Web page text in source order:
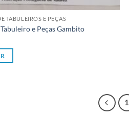
TABULEIROS E PEÇAS
e Peças Gambito
1